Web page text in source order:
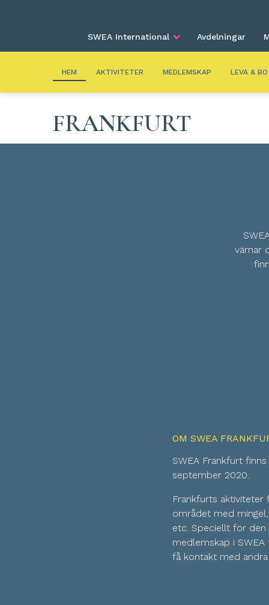
SWEA International Avdelningar
HEM AKTIVITETER MEDLEMSKAP LEVA & BO
FRANKFURT
värnar
OM SWEA
SWEA Frankfurt
september 2020.
Frankfurts aktiviteter
området med
etc. Speciellt för
medlemskap i
få kontakt med andra